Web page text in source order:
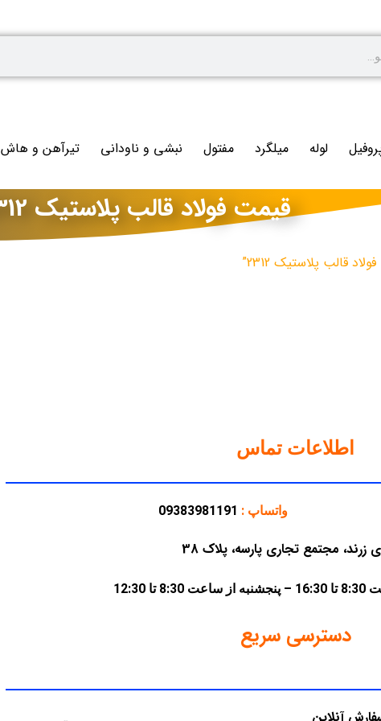
لوله میلگرد مفتول نبشی و ناودانی تیرآهن و هاش
قیمت فولاد قالب پلاستیک 2312
پلاستیک 2312”
اطلاعات تماس
واتساپ : 09383981191
دسترسی سریع